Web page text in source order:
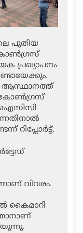
പുതിയ
കോൺഗ്രസ്
പ്രഖ്യാപനം
ആസ്ഥാനത്ത്
കോൺഗ്രസ്
റിപ്പോർട്ട്.
വിവരം.
കൈമാറി